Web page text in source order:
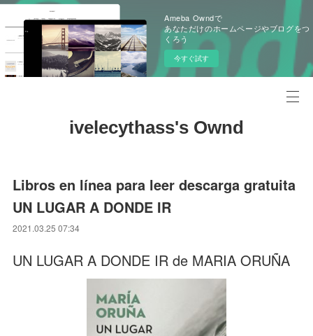
Ameba Owndで
あなただけのホームページやブログをつ
くろう
今すぐ試す
ivelecythass's Ownd
Libros en línea para leer descarga gratuita
UN LUGAR A DONDE IR
2021.03.25 07:34
UN LUGAR A DONDE IR de MARIA ORUÑA